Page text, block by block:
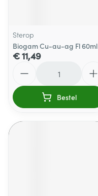
Sterop
Biogam Cu-au-ag Fl 60ml
€ 11,49
Bestel